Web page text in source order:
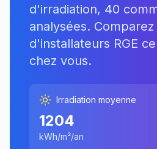
d'irradiation, 40
analysées.
d'installateurs RGE
chez vous.
Irradiation moyenne
1204
kWh/m²/an